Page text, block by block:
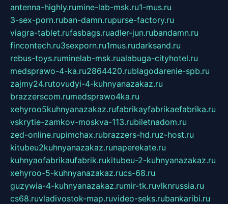
antenna-highly.rumine-lab-msk.ru1-mus.ru
3-sex-porn.ruban-damn.rupurse-factory.ru
viagra-tablet.rufasbags.ruadler-jun.rubandamn.ru
fincontech.ru3sexporn.ru1mus.rudarksand.ru
rebus-toys.ruminelab-msk.rualabuga-cityhotel.ru
medsprawo-4-ka.ru2864420.rublagodarenie-spb.ru
zajmy24.rutovudyi-4-kuhnyanazakaz.ru
brazzerscom.rumedsprawo4ka.ru
xehyroo5kuhnyanazakaz.rufabrikayfabrikaefabrika.ru
vskrytie-zamkov-moskva-113.rubiletnadom.ru
zed-online.rupimchax.rubrazzers-hd.ruz-host.ru
kitubeu2kuhnyanazakaz.runaperekate.ru
kuhnyaofabrikaufabrik.rukitubeu-2-kuhnyanazakaz.ru
xehyroo-5-kuhnyanazakaz.rucs-68.ru
guzywia-4-kuhnyanazakaz.rumir-tk.ruvlknrussia.ru
cs68.ruvladivostok-map.ruvideo-seks.rubankaribi.ru